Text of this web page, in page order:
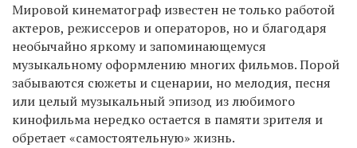
Мировой кинематограф известен не только работой
актеров, режиссеров и операторов, но и благодаря
необычайно яркому и запоминающемуся
музыкальному оформлению многих фильмов. Порой
забываются сюжеты и сценарии, но мелодия, песня
или целый музыкальный эпизод из любимого
кинофильма нередко остается в памяти зрителя и
обретает «самостоятельную» жизнь.